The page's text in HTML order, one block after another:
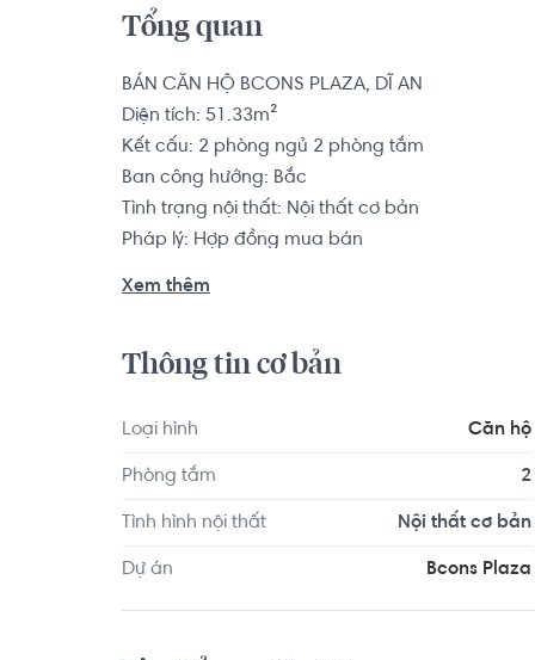
Tổng quan
BÁN CĂN HỘ BCONS PLAZA, DĨ AN
Diện tích: 51.33m²
Kết cấu: 2 phòng ngủ 2 phòng tắm
Ban công hướng: Bắc
Tình trạng nội thất: Nội thất cơ bản
Pháp lý: Hợp đồng mua bán
giúp quý khách hàng dễ dàng kết nối đến các
đường chính hiện hữu là Phạm Văn Đồng và
hoàn thiện, bạn có thể dễ dàng di chuyển đến
cận như Đồng Nai, Long An qua các tuyến
cao tốc Mỹ Phước – Tân Vạn, đường Phạm
Căn hộ có vị trí cách Trường Đại học Công
Xem thêm
Thông tin cơ bản
Loại hình Căn hộ
Phòng tắm 2
Tình hình nội thất Nội thất cơ bản
Dự án Bcons Plaza